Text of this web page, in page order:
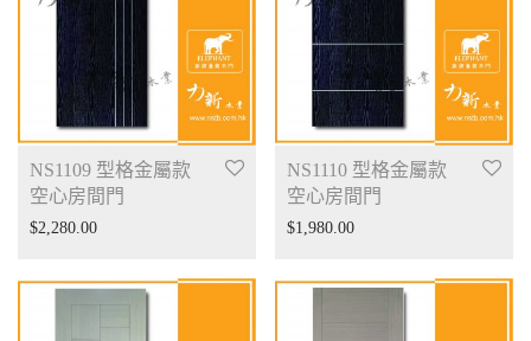
NS1109 型格金屬款
空心房間門
$2,280.00
NS1110 型格金屬款
空心房間門
$1,980.00